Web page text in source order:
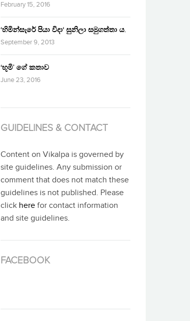
February 15, 2016
‘හිමින්සැරේ පියා විදා‘ සුනිලා සමුගත්තා ය.
September 9, 2013
‘භූමි’ ගේ කතාව
June 23, 2016
GUIDELINES & CONTACT
Content on Vikalpa is governed by
site guidelines. Any submission or
comment that does not match these
guidelines is not published. Please
click here for contact information
and site guidelines.
FACEBOOK